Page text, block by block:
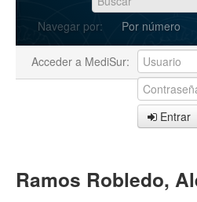
Navegar por: Por número
Acceder a MediSur:
Entrar
Ramos Robledo,